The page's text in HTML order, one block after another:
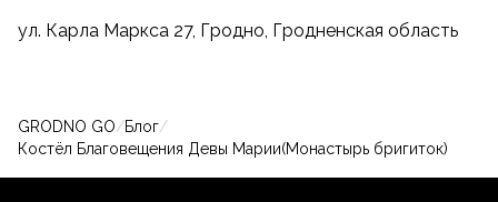
ул. Карла Маркса 27, Гродно, Гродненская область
GRODNO GO/Блог/
Костёл Благовещения Девы Марии(Монастырь бригиток)